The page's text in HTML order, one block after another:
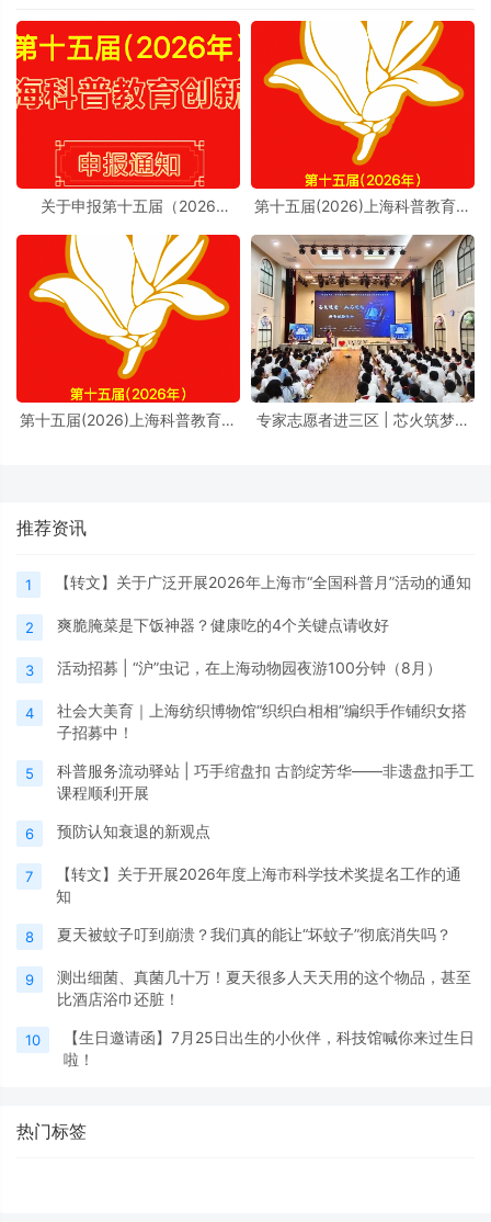
关于申报第十五届（2026
知
第十五届(2026)上海科普教育创
第十五届(2026)上海科普教育创
专家志愿者进三区 | 芯火筑梦进
推荐资讯
1 【转文】关于广泛开展2026年上海市“全国科普月”活动的通知
2 爽脆腌菜是下饭神器？健康吃的4个关键点请收好
3 活动招募 | “沪”虫记，在上海动物园夜游100分钟（8月）
4
社会大美育｜上海纺织博物馆“织织白相相”编织手作铺织女搭
子招募中！
5
科普服务流动驿站 | 巧手绾盘扣 古韵绽芳华——非遗盘扣手工
课程顺利开展
6 预防认知衰退的新观点
7
【转文】关于开展2026年度上海市科学技术奖提名工作的通
知
8 夏天被蚊子叮到崩溃？我们真的能让“坏蚊子”彻底消失吗？
9
测出细菌、真菌几十万！夏天很多人天天用的这个物品，甚至
比酒店浴巾还脏！
10
【生日邀请函】7月25日出生的小伙伴，科技馆喊你来过生日
啦！
热门标签